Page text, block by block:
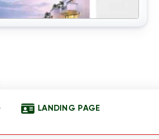
LANDING PAGE